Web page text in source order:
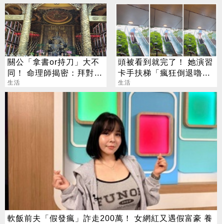
關公「拿書or持刀」大不
同！ 命理師揭密：拜對大
加分、拜錯恐虧本
生活
頭被看到就完了！ 她演習
卡手扶梯「瘋狂倒退嚕」
網笑：15萬的壓力
生活
軟飯前夫「假發瘋」詐走200萬！ 女網紅又遇假富豪 養